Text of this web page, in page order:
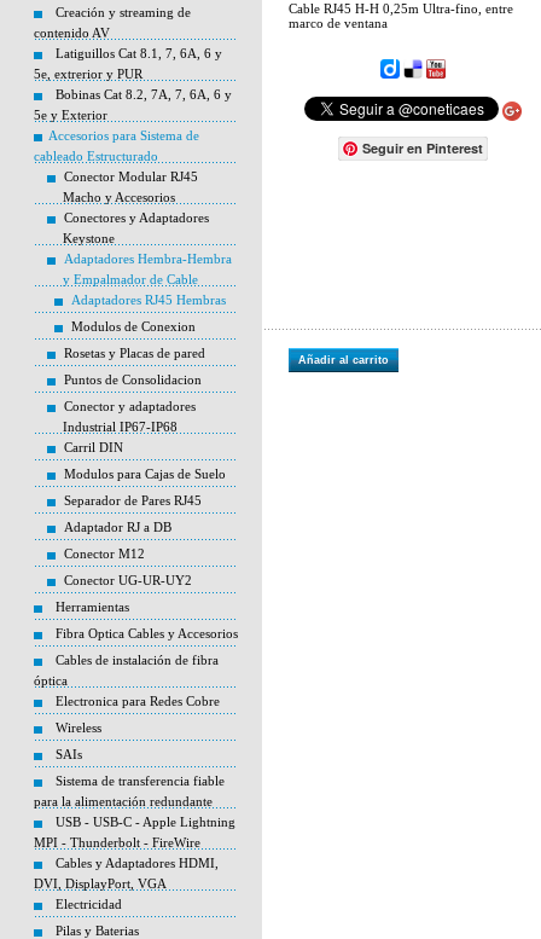
Creación y streaming de
contenido AV
Latiguillos Cat 8.1, 7, 6A, 6 y
5e, extrerior y PUR
Bobinas Cat 8.2, 7A, 7, 6A, 6 y
5e y Exterior
Accesorios para Sistema de
cableado Estructurado
Conector Modular RJ45
Macho y Accesorios
Conectores y Adaptadores
Keystone
Adaptadores Hembra-Hembra
y Empalmador de Cable
Adaptadores RJ45 Hembras
Modulos de Conexion
Rosetas y Placas de pared
Puntos de Consolidacion
Conector y adaptadores
Industrial IP67-IP68
Carril DIN
Modulos para Cajas de Suelo
Separador de Pares RJ45
Adaptador RJ a DB
Conector M12
Conector UG-UR-UY2
Herramientas
Fibra Optica Cables y Accesorios
Cables de instalación de fibra
óptica
Electronica para Redes Cobre
Wireless
SAIs
Sistema de transferencia fiable
para la alimentación redundante
USB - USB-C - Apple Lightning
MPI - Thunderbolt - FireWire
Cables y Adaptadores HDMI,
DVI, DisplayPort, VGA
Electricidad
Pilas y Baterias
Cable RJ45 H-H 0,25m Ultra-fino, entre
marco de ventana
Seguir en Pinterest
Añadir al carrito